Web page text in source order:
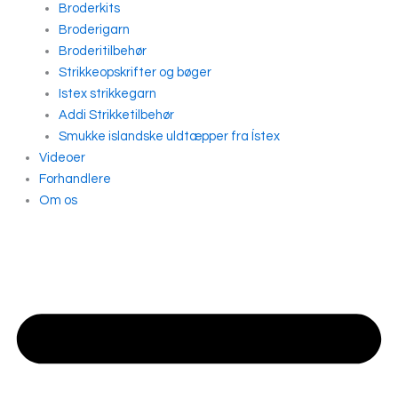
Broderkits
Broderigarn
Broderitilbehør
Strikkeopskrifter og bøger
Istex strikkegarn
Addi Strikketilbehør
Smukke islandske uldtæpper fra Ístex
Videoer
Forhandlere
Om os